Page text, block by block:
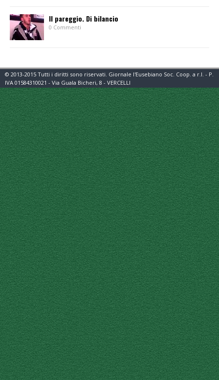
Il pareggio. Di bilancio
0 Commenti
© 2013-2015 Tutti i diritti sono riservati. Giornale l'Eusebiano Soc. Coop. a r.l. - P.
IVA 01584310021 - Via Guala Bicheri, 8 - VERCELLI